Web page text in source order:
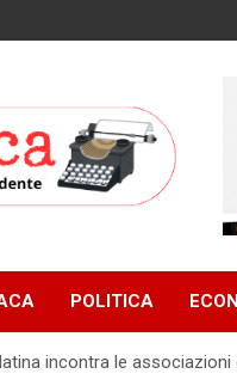
POLITICA
incontra le